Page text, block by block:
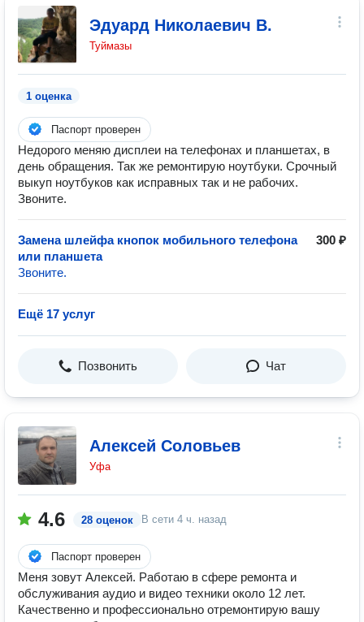
Эдуард Николаевич В.
Туймазы
1 оценка
Паспорт проверен
Недорого меняю дисплеи на телефонах и планшетах, в
день обращения. Так же ремонтирую ноутбуки. Срочный
выкуп ноутбуков как исправных так и не рабочих.
Звоните.
Замена шлейфа кнопок мобильного телефона
или планшета
300 ₽
Звоните.
Ещё 17 услуг
Позвонить Чат
Алексей Соловьев
Уфа
4.6 28 оценок В сети 4 ч. назад
Паспорт проверен
Меня зовут Алексей. Работаю в сфере ремонта и
обслуживания аудио и видео техники около 12 лет.
Качественно и профессионально отремонтирую вашу